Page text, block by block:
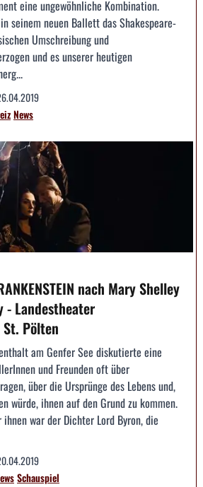
eine ungewöhnliche Kombination.
seinem neuen Ballett das Shakespeare-
Umschreibung und
und es unserer heutigen
News
nach Mary Shelley
- Landestheater
Pölten
am Genfer See diskutierte eine
und Freunden oft über
über die Ursprünge des Lebens und,
würde, ihnen auf den Grund zu kommen.
war der Dichter Lord Byron, die
Schauspiel